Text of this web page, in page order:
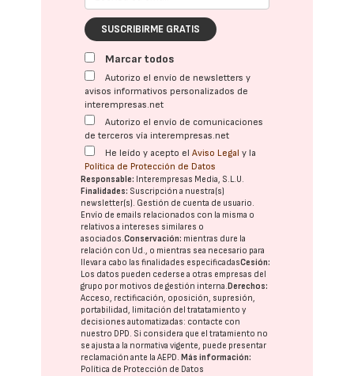
SUSCRIBIRME GRATIS
Marcar todos
Autorizo el envío de newsletters y
avisos informativos personalizados de
interempresas.net
Autorizo el envío de comunicaciones
de terceros vía interempresas.net
He leído y acepto elAviso Legal y la
Política de Protección de Datos
Responsable: Interempresas Media, S.L.U.
Finalidades: Suscripción a nuestra(s)
newsletter(s). Gestión de cuenta de usuario.
Envío de emails relacionados con la misma o
relativos a intereses similares o
asociados.Conservación: mientras dure la
relación con Ud., o mientras sea necesario para
llevar a cabo las finalidades especificadasCesión:
Los datos pueden cederse a otras empresas del
grupo por motivos de gestión interna. Derechos:
Acceso, rectificación, oposición, supresión,
portabilidad, limitación del tratatamiento y
decisiones automatizadas: contacte con
nuestro DPD. Si considera que el tratamiento no
se ajusta a la normativa vigente, puede presentar
reclamación ante laAEPD. Más información:
Política de Protección de Datos